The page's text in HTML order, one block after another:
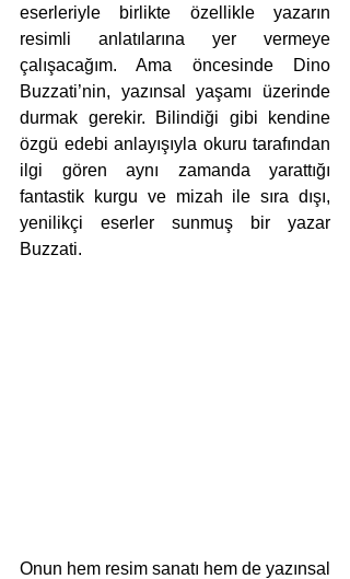
eserleriyle birlikte özellikle yazarın
resimli anlatılarına yer vermeye
çalışacağım. Ama öncesinde Dino
Buzzati’nin, yazınsal yaşamı üzerinde
durmak gerekir. Bilindiği gibi kendine
özgü edebi anlayışıyla okuru tarafından
ilgi gören aynı zamanda yarattığı
fantastik kurgu ve mizah ile sıra dışı,
yenilikçi eserler sunmuş bir yazar
Buzzati.
Onun hem resim sanatı hem de yazınsal